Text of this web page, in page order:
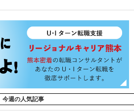
今週の人気記事